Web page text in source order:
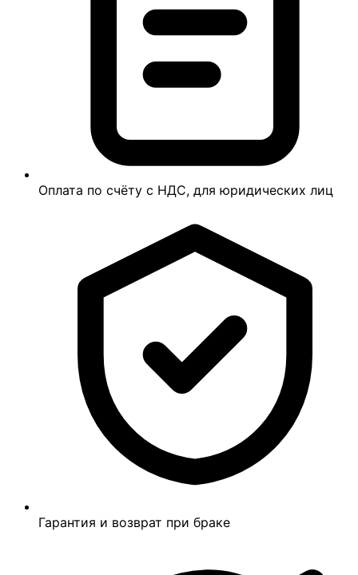
Оплата по счёту с НДС, для юридических лиц
Гарантия и возврат при браке